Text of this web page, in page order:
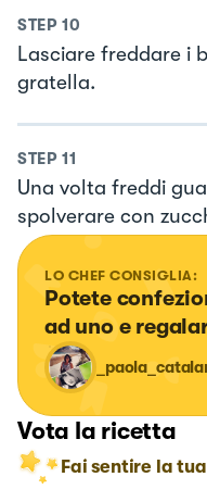
STEP 10
Lasciare freddare i
gratella.
STEP 11
Una volta freddi
spolverare con
LO CHEF CONSIGLIA:
Potete
ad uno e
Vota la ricetta
Fai sentire la